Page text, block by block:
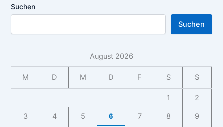
Suchen
Suchen
August 2026
M D M D F S S
1 2
3 4 5 6 7 8 9